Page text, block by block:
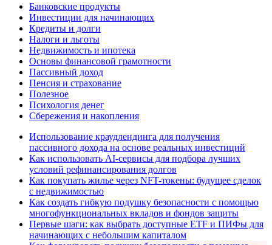
Банковские продукты
Инвестиции для начинающих
Кредиты и долги
Налоги и льготы
Недвижимость и ипотека
Основы финансовой грамотности
Пассивный доход
Пенсия и страхование
Полезное
Психология денег
Сбережения и накопления
Использование краудлендинга для получения
пассивного дохода на основе реальных инвестиций
Как использовать AI-сервисы для подбора лучших
условий рефинансирования долгов
Как покупать жилье через NFT-токены: будущее сделок
с недвижимостью
Как создать гибкую подушку безопасности с помощью
многофункциональных вкладов и фондов защиты
Первые шаги: как выбрать доступные ETF и ПИФы для
начинающих с небольшим капиталом